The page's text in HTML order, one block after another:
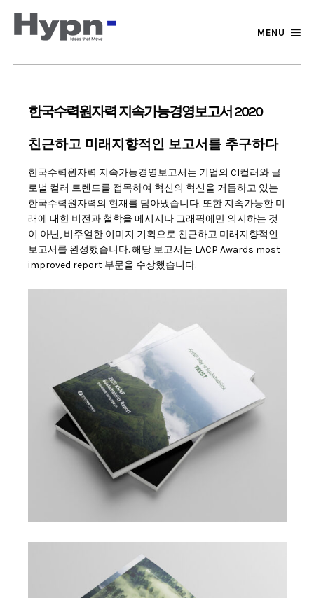
MENU
한국수력원자력 지속가능경영보고서 2020
친근하고 미래지향적인 보고서를 추구하다
한국수력원자력 지속가능경영보고서는 기업의 CI컬러와 글
로벌 컬러 트렌드를 접목하여 혁신의 혁신을 거듭하고 있는
한국수력원자력의 현재를 담아냈습니다. 또한 지속가능한 미
래에 대한 비전과 철학을 메시지나 그래픽에만 의지하는 것
이 아닌, 비주얼한 이미지 기획으로 친근하고 미래지향적인
보고서를 완성했습니다. 해당 보고서는 LACP Awards most
improved report 부문을 수상했습니다.